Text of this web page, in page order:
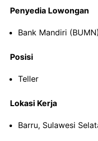
Penyedia Lowongan
Bank Mandiri (BUMN)
Posisi
Teller
Lokasi Kerja
Barru, Sulawesi